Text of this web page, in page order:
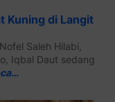
Kuning di Langit
Saleh Hilabi,
Iqbal Daut sedang